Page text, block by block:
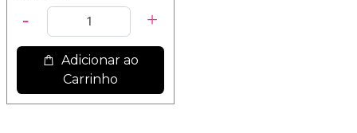
Adicionar ao
Carrinho